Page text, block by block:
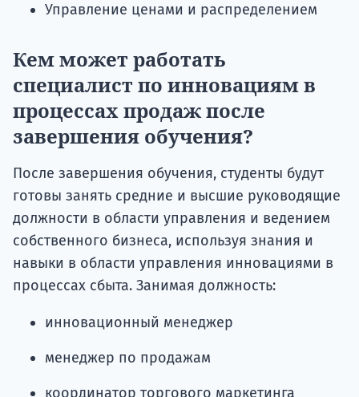
Управление ценами и распределением
Кем может работать
специалист по инновациям в
процессах продаж после
завершения обучения?
После завершения обучения, студенты будут
готовы занять средние и высшие руководящие
должности в области управления и ведением
собственного бизнеса, используя знания и
навыки в области управления инновациями в
процессах сбыта. Занимая должность:
инновационный менеджер
менеджер по продажам
координатор торгового маркетинга